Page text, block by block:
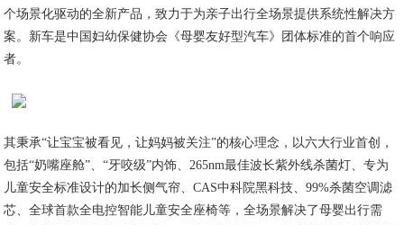
个场景化驱动的全新产品，致力于为亲子出行全场景提供系统性解决方
案。新车是中国妇幼保健协会《母婴友好型汽车》团体标准的首个响应
者。
其秉承“让宝宝被看见，让妈妈被关注”的核心理念，以六大行业首创，
包括“奶嘴座舱”、“牙咬级”内饰、265nm最佳波长紫外线杀菌灯、专为
儿童安全标准设计的加长侧气帘、CAS中科院黑科技、99%杀菌空调滤
芯、全球首款全电控智能儿童安全座椅等，全场景解决了母婴出行需